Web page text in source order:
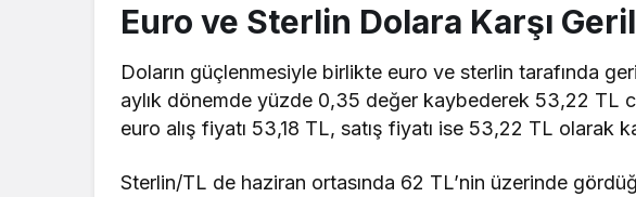
Euro ve Sterlin Dolara Karşı
Doların güçlenmesiyle birlikte euro ve sterlin tarafında
aylık dönemde yüzde 0,35 değer kaybederek 53,22 TL
euro alış fiyatı 53,18 TL, satış fiyatı ise 53,22 TL olarak
Sterlin/TL de haziran ortasında 62 TL’nin üzerinde